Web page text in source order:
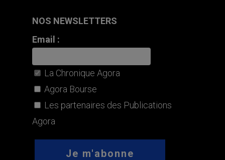
NOS NEWSLETTERS
Email :
La Chronique Agora
Agora Bourse
Les partenaires des Publications
Agora